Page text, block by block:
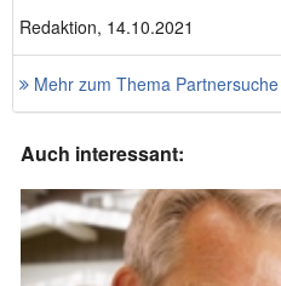
Redaktion, 14.10.2021
Mehr zum Thema Partnersuche
Auch interessant: